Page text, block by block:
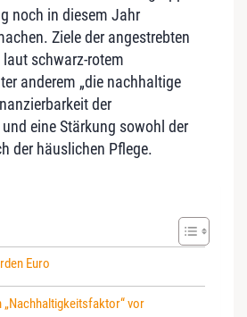
noch in diesem Jahr
Ziele der angestrebten
schwarz-rotem
anderem „die nachhaltige
der
eine Stärkung sowohl der
der häuslichen Pflege.
Euro
vor